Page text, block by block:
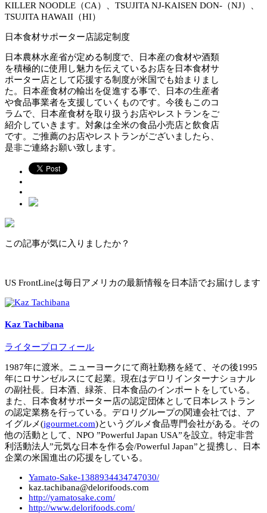
KILLER NOODLE（CA）、TSUJITA NJ-KAISEN DON-（NJ）、
TSUJITA HAWAII（HI）
日本食材サポーター店認定制度
日本農林水産省が定める制度で、日本産の食材や酒類
を積極的に使用し魅力を伝えているお店を日本食材サ
ポーター店として応援する制度が米国でも始まりまし
た。日本産食材の輸出を促進する事で、日本の生産者
や食品事業者を支援していくものです。今後もこのコ
ラムで、日本産食材を取り扱うお店やレストランをご
紹介していきます。対象は全米の食品小売店と飲食店
です。ご推薦のお店やレストランがございましたら、
是非ご連絡お願い致します。
この記事が気に入りましたか？
US FrontLineは毎日アメリカの最新情報を日本語でお届けします
Kaz Tachibana
ライタープロフィール
1987年に渡米。ニューヨークにて商社勤務を経て、その後1995
年にロサンゼルスにて起業。現在はデロリインターナショナル
の副社長。日本酒、緑茶、日本食品のインポートをしている。
また、日本食材サポーター店の認定団体として日本レストラン
の認定業務を行っている。デロリグループの関連会社では、ア
イグルメ(igourmet.com)というグルメ食品専門会社がある。その
他の活動として、NPO ”Powerful Japan USA”を設立。特定非営
利活動法人”元気な日本を作る会/Powerful Japan”と提携し、日本
企業の米国進出の応援をしている。
Yamato-Sake-1388934434747030/
kaz.tachibana@delorifoods.com
http://yamatosake.com/
http://www.delorifoods.com/